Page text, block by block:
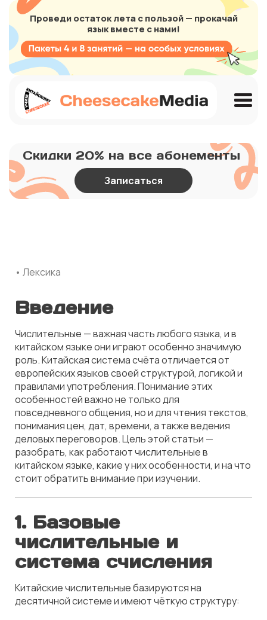
Проведи остаток лета с пользой — прокачай
язык вместе с нами!
Скидки 20% на все абонементы
Записаться
• Лексика
Введение
Числительные — важная часть любого языка, и в
китайском языке они играют особенно значимую
роль. Китайская система счёта отличается от
европейских языков своей структурой, логикой и
правилами употребления. Понимание этих
особенностей важно не только для
повседневного общения, но и для чтения текстов,
понимания цен, дат, времени, а также ведения
деловых переговоров. Цель этой статьи —
разобрать, как работают числительные в
китайском языке, какие у них особенности, и на что
стоит обратить внимание при изучении.
1. Базовые
числительные и
система счисления
Китайские числительные базируются на
десятичной системе и имеют чёткую структуру: